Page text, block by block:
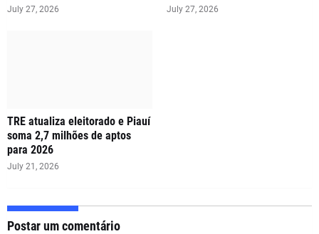
July 27, 2026 July 27, 2026
TRE atualiza eleitorado e Piauí
soma 2,7 milhões de aptos
para 2026
July 21, 2026
Postar um comentário